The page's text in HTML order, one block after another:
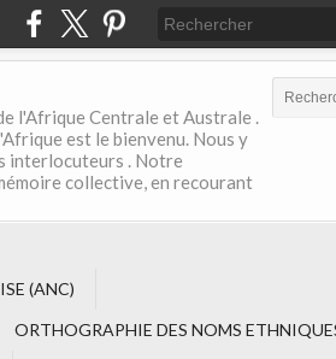
l'Afrique Centrale et Australe .
est le bienvenu. Nous y
interlocuteurs . Notre
collective, en recourant
(ANC)
ORTHOGRAPHIE DES NOMS